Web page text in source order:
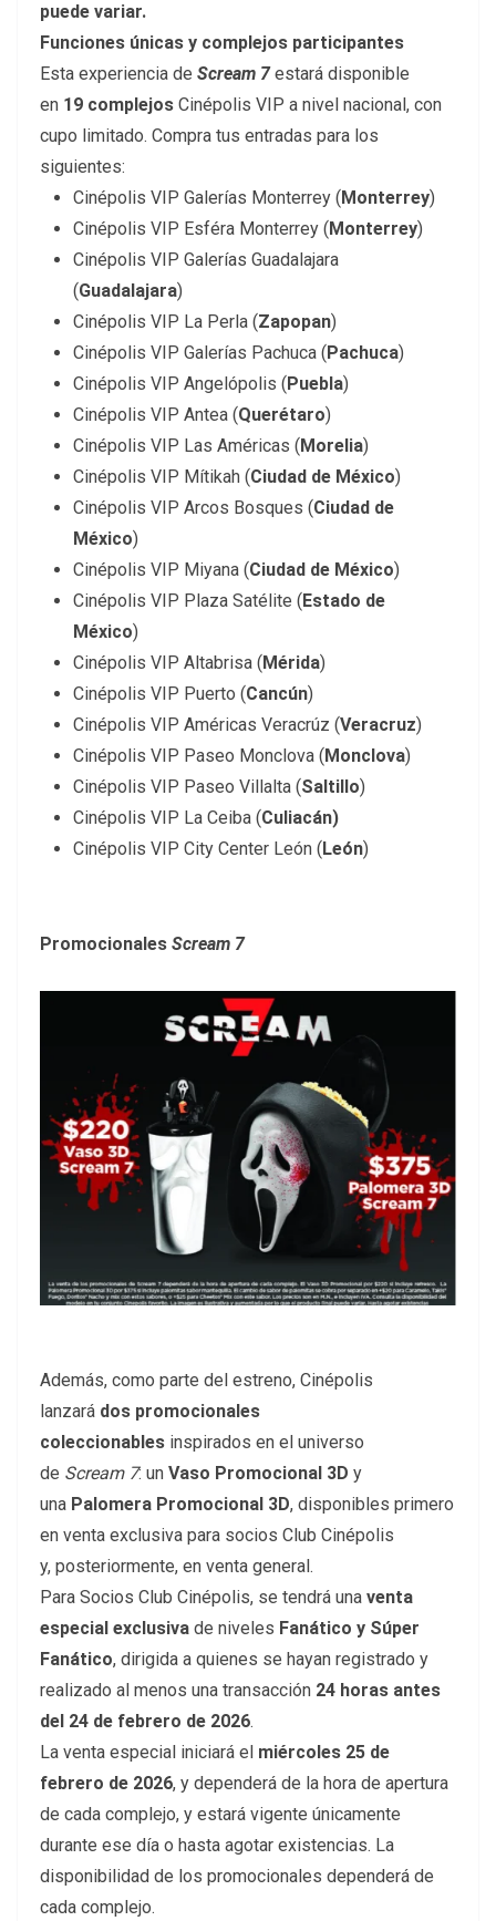
puede variar.
Funciones únicas y complejos participantes
Esta experiencia de Scream 7estará disponible
en 19 complejos Cinépolis VIP a nivel nacional, con
cupo limitado. Compra tus entradas para los
siguientes:
Cinépolis VIP Galerías Monterrey (Monterrey)
Cinépolis VIP Esféra Monterrey (Monterrey)
Cinépolis VIP Galerías Guadalajara
(Guadalajara)
Cinépolis VIP La Perla (Zapopan)
Cinépolis VIP Galerías Pachuca (Pachuca)
Cinépolis VIP Angelópolis (Puebla)
Cinépolis VIP Antea (Querétaro)
Cinépolis VIP Las Américas (Morelia)
Cinépolis VIP Mítikah (Ciudad de México)
Cinépolis VIP Arcos Bosques (Ciudad de
México)
Cinépolis VIP Miyana (Ciudad de México)
Cinépolis VIP Plaza Satélite (Estado de
México)
Cinépolis VIP Altabrisa (Mérida)
Cinépolis VIP Puerto (Cancún)
Cinépolis VIP Américas Veracrúz (Veracruz)
Cinépolis VIP Paseo Monclova (Monclova)
Cinépolis VIP Paseo Villalta (Saltillo)
Cinépolis VIP La Ceiba (Culiacán)
Cinépolis VIP City Center León (León)
Promocionales Scream 7
Además, como parte del estreno, Cinépolis
lanzará dos promocionales
coleccionables inspirados en el universo
de Scream 7: un Vaso Promocional 3D y
una Palomera Promocional 3D, disponibles primero
en venta exclusiva para socios Club Cinépolis
y, posteriormente, en venta general.
Para Socios Club Cinépolis, se tendrá una venta
especial exclusiva de niveles Fanático y Súper
Fanático, dirigida a quienes se hayan registrado y
realizado al menos una transacción 24 horas antes
del 24 de febrero de 2026.
La venta especial iniciará el miércoles 25 de
febrero de 2026, y dependerá de la hora de apertura
de cada complejo, y estará vigente únicamente
durante ese día o hasta agotar existencias. La
disponibilidad de los promocionales dependerá de
cada complejo.